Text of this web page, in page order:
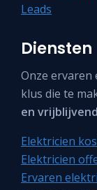
Leads
Diensten
Onze ervaren
klus die te
en vrijblijvend
Elektricien
Elektricien
Ervaren